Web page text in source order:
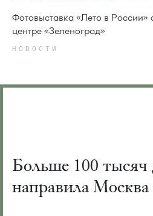
Фотовыставка «Лето в России»
центре «Зеленоград»
НОВОСТИ
Больше 100 тысяч
направила